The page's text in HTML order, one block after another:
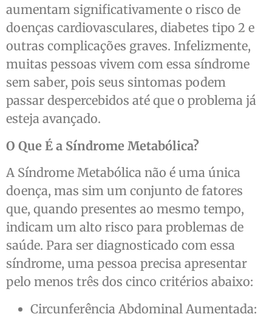
aumentam significativamente o risco de
doenças cardiovasculares, diabetes tipo 2 e
outras complicações graves. Infelizmente,
muitas pessoas vivem com essa síndrome
sem saber, pois seus sintomas podem
passar despercebidos até que o problema já
esteja avançado.
O Que É a Síndrome Metabólica?
A Síndrome Metabólica não é uma única
doença, mas sim um conjunto de fatores
que, quando presentes ao mesmo tempo,
indicam um alto risco para problemas de
saúde. Para ser diagnosticado com essa
síndrome, uma pessoa precisa apresentar
pelo menos três dos cinco critérios abaixo:
Circunferência Abdominal Aumentada: